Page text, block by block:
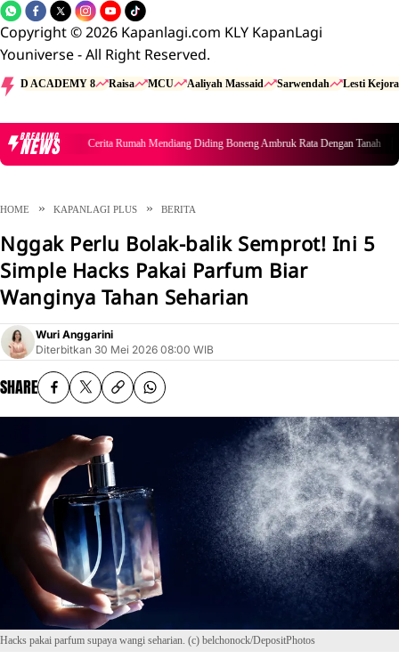
Copyright © 2026 Kapanlagi.com KLY KapanLagi
Youniverse - All Right Reserved.
D ACADEMY 8 Raisa MCU Aaliyah Massaid Sarwendah Lesti Kejora
BREAKING
NEWS Cerita Rumah Mendiang Diding Boneng Ambruk Rata Dengan Tanah
HOME KAPANLAGI PLUS BERITA
Nggak Perlu Bolak-balik Semprot! Ini 5
Simple Hacks Pakai Parfum Biar
Wanginya Tahan Seharian
Wuri Anggarini
Diterbitkan 30 Mei 2026 08:00 WIB
SHARE
Hacks pakai parfum supaya wangi seharian. (c) belchonock/DepositPhotos